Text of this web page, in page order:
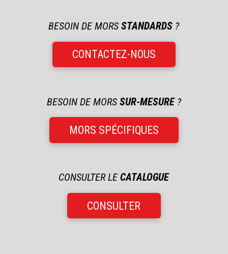
BESOIN DE MORSSTANDARDS ?
CONTACTEZ-NOUS
BESOIN DE MORS SUR-MESURE ?
MORS SPÉCIFIQUES
CONSULTER LECATALOGUE
CONSULTER